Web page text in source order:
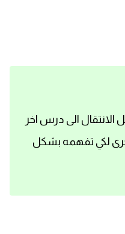
الى درس اخر
لكي تفهمه بشكل